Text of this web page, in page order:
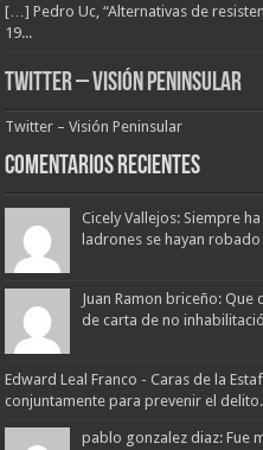
[…] Pedro Uc, “Alternativas de
19...
Twitter – Visión Peninsular
Twitter – Visión Peninsular
Comentarios Recientes
Cicely Vallejos: Siempre
ladrones se hayan robado
Juan Ramon briceño:
de carta de no
Edward Leal Franco - Caras de la
conjuntamente para prevenir el
pablo gonzalez diaz: Fue